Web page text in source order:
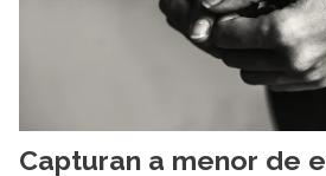
Capturan a menor de